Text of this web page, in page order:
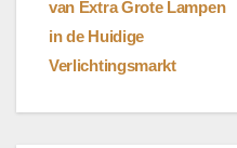
van Extra Grote Lampen
in de Huidige
Verlichtingsmarkt